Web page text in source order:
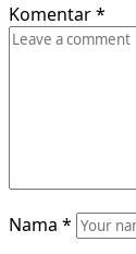
Komentar*
Nama *